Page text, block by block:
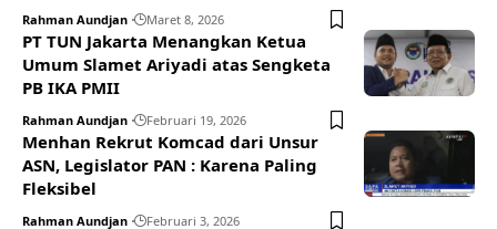
Rahman Aundjan Maret 8, 2026
PT TUN Jakarta Menangkan Ketua
Umum Slamet Ariyadi atas Sengketa
PB IKA PMII
Rahman Aundjan Februari 19, 2026
Menhan Rekrut Komcad dari Unsur
ASN, Legislator PAN : Karena Paling
Fleksibel
Rahman Aundjan Februari 3, 2026